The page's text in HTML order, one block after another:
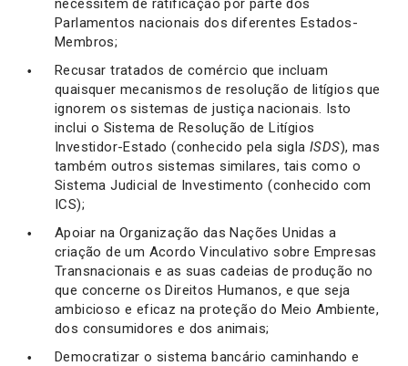
necessitem de ratificação por parte dos
Parlamentos nacionais dos diferentes Estados-
Membros;
Recusar tratados de comércio que incluam
quaisquer mecanismos de resolução de litígios que
ignorem os sistemas de justiça nacionais. Isto
inclui o Sistema de Resolução de Litígios
Investidor-Estado (conhecido pela sigla ISDS), mas
também outros sistemas similares, tais como o
Sistema Judicial de Investimento (conhecido com
ICS);
Apoiar na Organização das Nações Unidas a
criação de um Acordo Vinculativo sobre Empresas
Transnacionais e as suas cadeias de produção no
que concerne os Direitos Humanos, e que seja
ambicioso e eficaz na proteção do Meio Ambiente,
dos consumidores e dos animais;
Democratizar o sistema bancário caminhando e